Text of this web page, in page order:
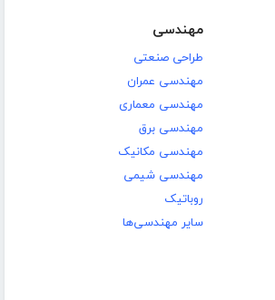
مهندسی
طراحی صنعتی
مهندسی عمران
مهندسی معماری
مهندسی برق
مهندسی مکانیک
مهندسی شیمی
روباتیک
سایر مهندسی‌ها